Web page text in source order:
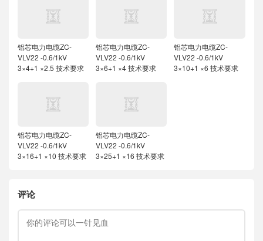
铝芯电力电缆ZC-
VLV22 -0.6/1kV
3×4+1 ×2.5 技术要求
铝芯电力电缆ZC-
VLV22 -0.6/1kV
3×6+1 ×4 技术要求
铝芯电力电缆ZC-
VLV22 -0.6/1kV
3×10+1 ×6 技术要求
铝芯电力电缆ZC-
VLV22 -0.6/1kV
3×16+1 ×10 技术要求
铝芯电力电缆ZC-
VLV22 -0.6/1kV
3×25+1 ×16 技术要求
评论